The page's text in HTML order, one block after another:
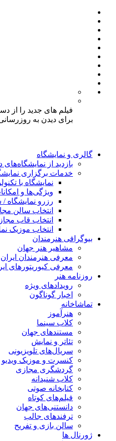
فیلم های جدید را از
برای دیدن به
گالری و نمایشگاه
بازدید از
خدمات برگزاری
نمایشگاه با
ویژگی‌ها و
رزرو نمایشگاه /
انتخاب سالن
انتخاب قاب
انتخاب موزیک
بیوگرافی هنرمندان
مشاهیر هنر جهان
معرفی هنرمندان ایران
معرفی کیوریتورهای
روزنامه هنر
رویدادهای ویژه
اخبار گوناگون
تماشاخانه
هنرآموز
کلاب سینما
مستندهای جهان
تئاتر و نمایش
سریال‌های تلویزیونی
کنسرت و موزیک ویدیو
گردشگری مجازی
کلاب شنیدانه
کتابخانه صوتی
فیلم‌های کوتاه
دانستنی‌های جهان
ترفندهای جالب
سالن بازی و تفریح
ژورنال ها